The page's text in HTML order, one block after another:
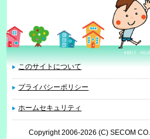
このサイトについて
プライバシーポリシー
ホームセキュリティ
Copyright 2006-2026 (C) SECOM